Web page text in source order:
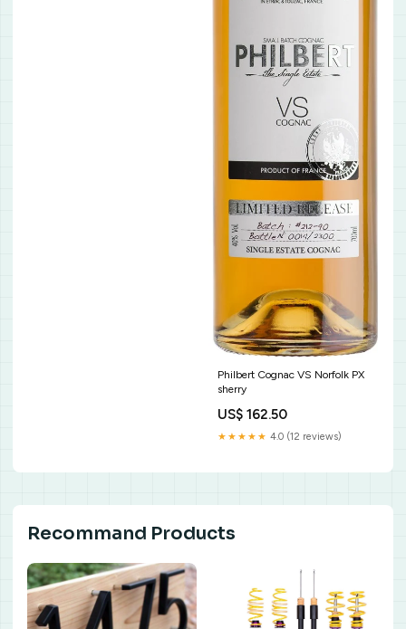
Philbert Cognac VS Norfolk PX
sherry
US$ 162.50
★★★★★ 4.0 (12 reviews)
Recommand Products